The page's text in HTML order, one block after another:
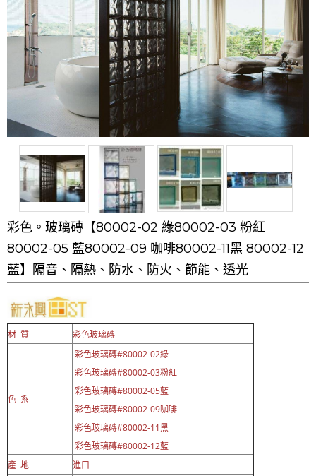
彩色。玻璃磚【80002-02 綠80002-03 粉紅
80002-05 藍80002-09 咖啡80002-11黑 80002-12
藍】隔音、隔熱、防水、防火、節能、透光
材 質 彩色玻璃磚
色 系
彩色玻璃磚#80002-02綠
彩色玻璃磚#80002-03粉紅
彩色玻璃磚#80002-05藍
彩色玻璃磚#80002-09咖啡
彩色玻璃磚#80002-11黑
彩色玻璃磚#80002-12藍
產 地
進口